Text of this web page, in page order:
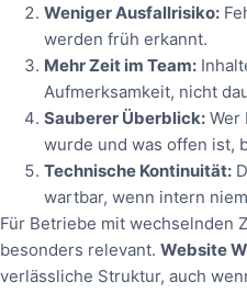
Weniger Ausfallrisiko:
werden früh erkannt.
Mehr Zeit im Team:
Aufmerksamkeit, nicht
Sauberer Überblick: Wer
wurde und was offen ist,
Technische Kontinuität:
wartbar, wenn intern
Für Betriebe mit wechselnden
besonders relevant. Website
verlässliche Struktur, auch